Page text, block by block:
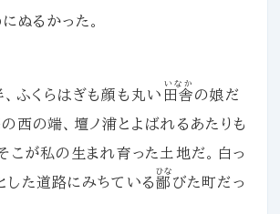
ぬるかった。
ふくらはぎも顔も丸い 田舎
いなか
の娘だ
西の端、壇ノ浦とよばれるあたりも
こが私の生まれ育った土地だ。白っ
した道路にみちている鄙
ひな
びた町だっ